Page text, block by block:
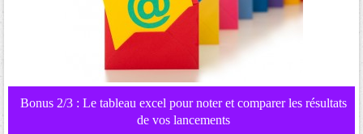
Bonus 2/3 : Le tableau excel pour noter et comparer les résultats
de vos lancements